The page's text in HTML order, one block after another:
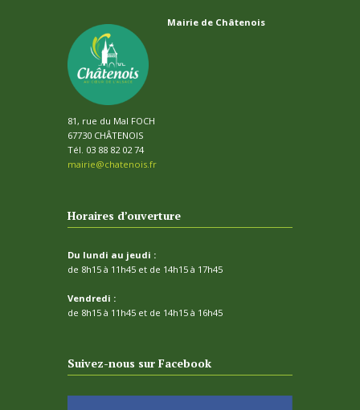
Mairie de Châtenois
81, rue du Mal FOCH
67730 CHÂTENOIS
Tél. 03 88 82 02 74
mairie@chatenois.fr
Horaires d’ouverture
Du lundi au jeudi :
de 8h15 à 11h45 et de 14h15 à 17h45
Vendredi :
de 8h15 à 11h45 et de 14h15 à 16h45
Suivez-nous sur Facebook